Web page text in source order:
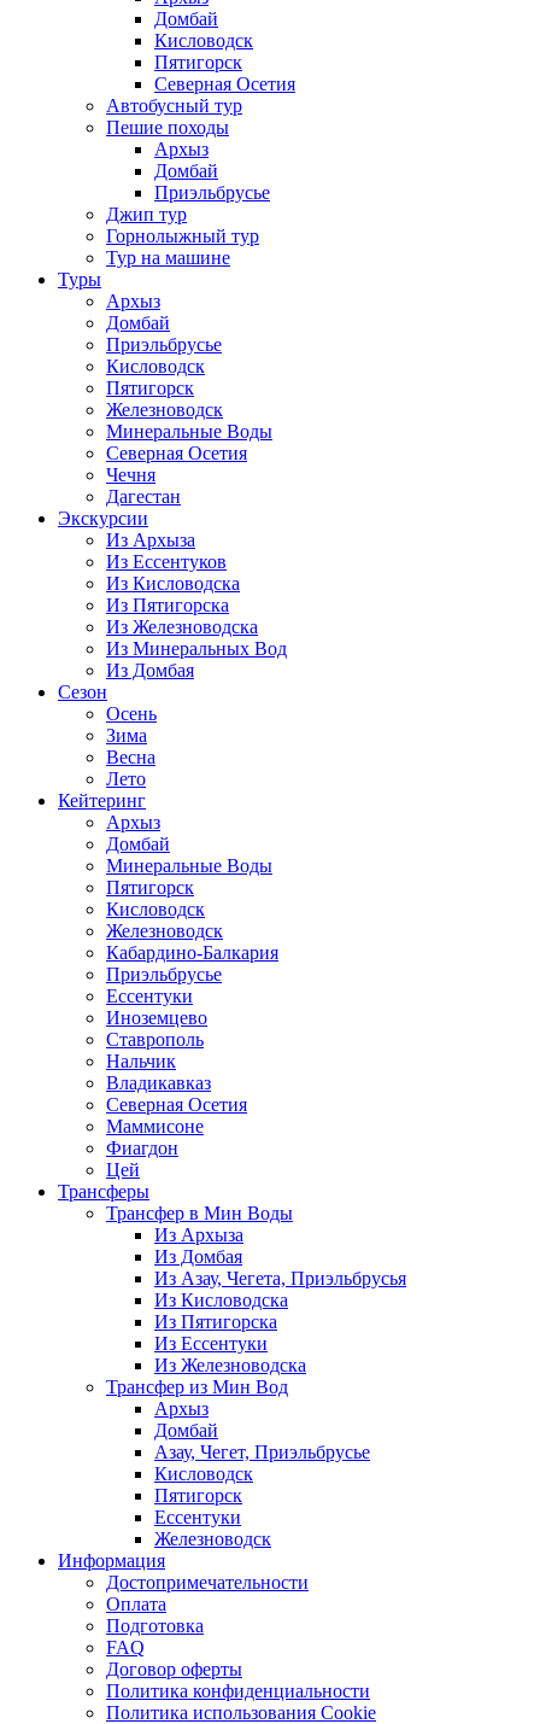
Домбай
Кисловодск
Пятигорск
Северная Осетия
Автобусный тур
Пешие походы
Архыз
Домбай
Приэльбрусье
Джип тур
Горнолыжный тур
Тур на машине
Туры
Архыз
Домбай
Приэльбрусье
Кисловодск
Пятигорск
Железноводск
Минеральные Воды
Северная Осетия
Чечня
Дагестан
Экскурсии
Из Архыза
Из Ессентуков
Из Кисловодска
Из Пятигорска
Из Железноводска
Из Минеральных Вод
Из Домбая
Сезон
Осень
Зима
Весна
Лето
Кейтеринг
Архыз
Домбай
Минеральные Воды
Пятигорск
Кисловодск
Железноводск
Кабардино-Балкария
Приэльбрусье
Ессентуки
Иноземцево
Ставрополь
Нальчик
Владикавказ
Северная Осетия
Маммисоне
Фиагдон
Цей
Трансферы
Трансфер в Мин Воды
Из Архыза
Из Домбая
Из Азау, Чегета, Приэльбрусья
Из Кисловодска
Из Пятигорска
Из Ессентуки
Из Железноводска
Трансфер из Мин Вод
Архыз
Домбай
Азау, Чегет, Приэльбрусье
Кисловодск
Пятигорск
Ессентуки
Железноводск
Информация
Достопримечательности
Оплата
Подготовка
FAQ
Договор оферты
Политика конфиденциальности
Политика использования Cookie